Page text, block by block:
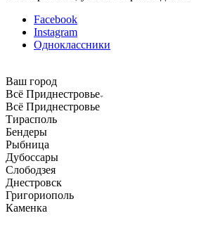
Facebook
Instagram
Одноклассники
Ваш город
Всё Приднестровье
Всё Приднестровье
Тирасполь
Бендеры
Рыбница
Дубоссары
Слободзея
Днестровск
Григориополь
Каменка